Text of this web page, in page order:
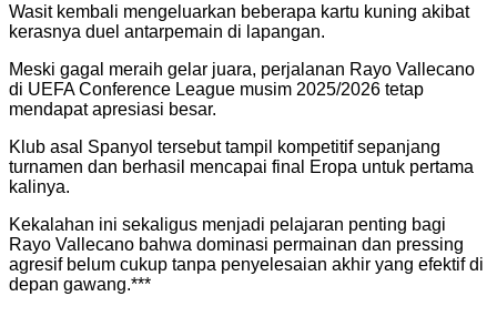
Wasit kembali mengeluarkan beberapa kartu kuning akibat
kerasnya duel antarpemain di lapangan.
Meski gagal meraih gelar juara, perjalanan Rayo Vallecano
di UEFA Conference League musim 2025/2026 tetap
mendapat apresiasi besar.
Klub asal Spanyol tersebut tampil kompetitif sepanjang
turnamen dan berhasil mencapai final Eropa untuk pertama
kalinya.
Kekalahan ini sekaligus menjadi pelajaran penting bagi
Rayo Vallecano bahwa dominasi permainan dan pressing
agresif belum cukup tanpa penyelesaian akhir yang efektif di
depan gawang.***